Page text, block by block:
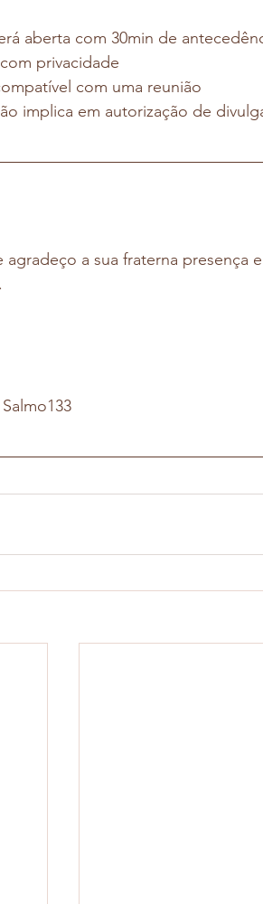
aberta com 30min de
privacidade
com uma reunião
implica em autorização de
a sua fraterna presença